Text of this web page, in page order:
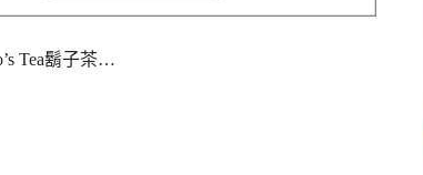
Tea鬍子茶…